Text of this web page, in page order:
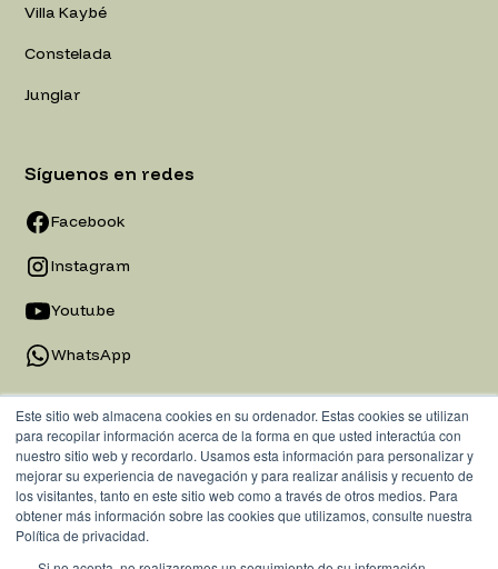
Este sitio web almacena cookies en su ordenador. Estas cookies se utilizan
para recopilar información acerca de la forma en que usted interactúa con
nuestro sitio web y recordarlo. Usamos esta información para personalizar y
mejorar su experiencia de navegación y para realizar análisis y recuento de
los visitantes, tanto en este sitio web como a través de otros medios. Para
obtener más información sobre las cookies que utilizamos, consulte nuestra
Política de privacidad.
Villa Kaybé
Constelada
Junglar
Síguenos en redes
Facebook
Instagram
Youtube
WhatsApp